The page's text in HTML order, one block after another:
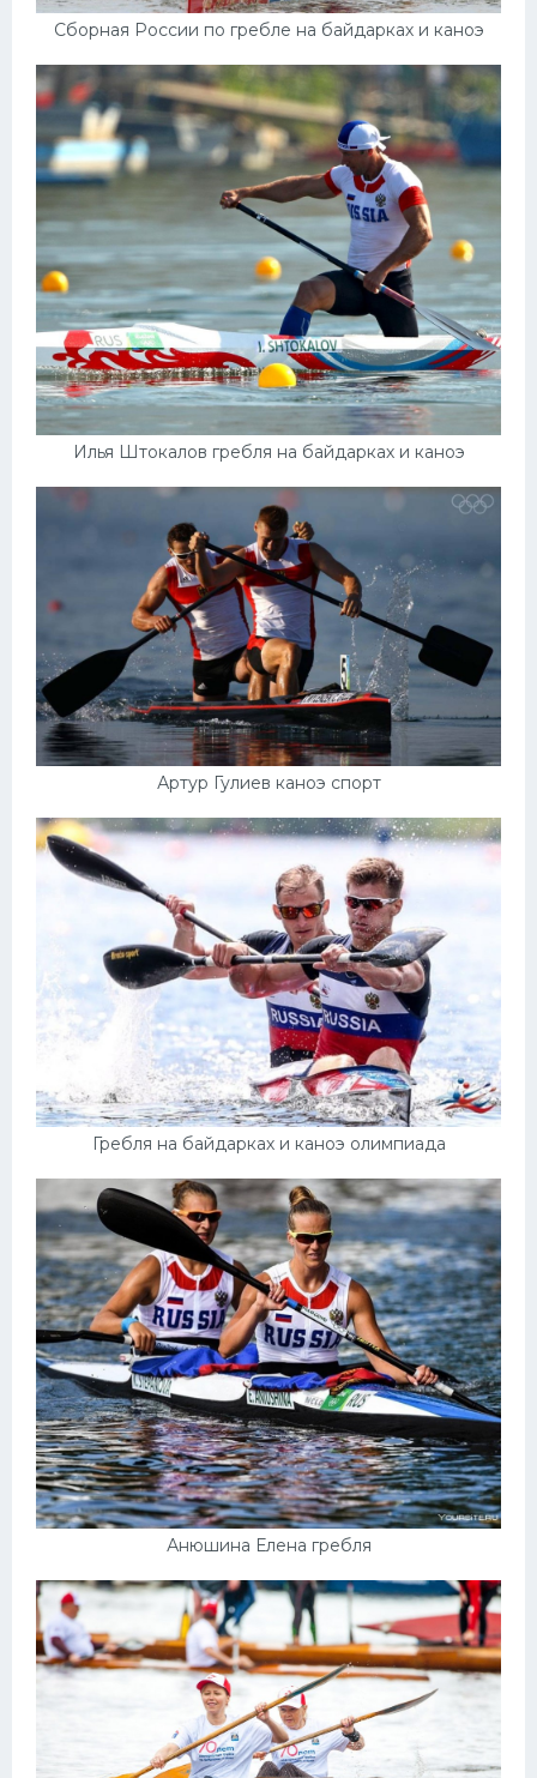
Сборная России по гребле на байдарках и каноэ
Илья Штокалов гребля на байдарках и каноэ
Артур Гулиев каноэ спорт
Гребля на байдарках и каноэ олимпиада
Анюшина Елена гребля